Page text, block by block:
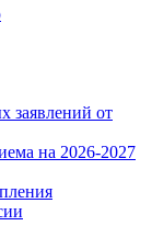
заявлений от
на 2026-2027